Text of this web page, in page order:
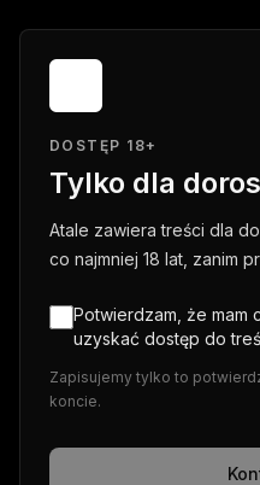
DOSTĘP 18+
Tylko dla
Atale zawiera treści dla
co najmniej 18 lat, zanim
Potwierdzam, że mam
uzyskać dostęp do
Zapisujemy tylko to
koncie.